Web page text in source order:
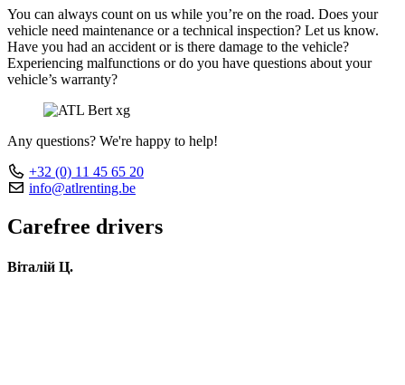
You can always count on us while you’re on the road. Does your
vehicle need maintenance or a technical inspection? Let us know.
Have you had an accident or is there damage to the vehicle?
Experiencing malfunctions or do you have questions about your
vehicle’s warranty?
Any questions? We're happy to help!
+32 (0) 11 45 65 20
info@atlrenting.be
Carefree drivers
Віталій Ц.